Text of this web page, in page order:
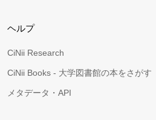
ヘルプ
CiNii Research
CiNii Books - 大学図書館の本をさがす
メタデータ・API